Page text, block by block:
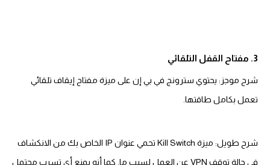
3. مفتاح القفل التلقائي
شرح موجز: يحتوي سترونج في بي إن على ميزة مفتاح إيقاف تلقائي
تعمل بكامل طاقتها.
شرح طويل: ميزة Kill Switch تحمي عنوان IP الخاص بك من الانكشاف
في حالة توقف VPN عن العمل لسبب ما. كما أنه يمنع أي تسرب محتمل